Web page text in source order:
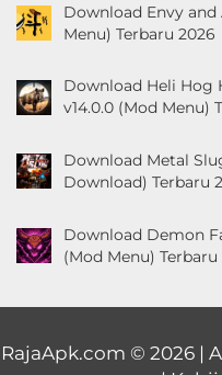
Download Envy and
Menu) Terbaru 2026
Download Heli Hog
v14.0.0 (Mod Menu)
Download Metal
Download) Terbaru
Download Demon
(Mod Menu) Terbaru
RajaApk.com © 2026 |